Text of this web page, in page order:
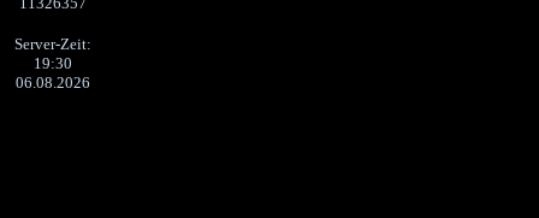
Server-Zeit:
19:30
06.08.2026